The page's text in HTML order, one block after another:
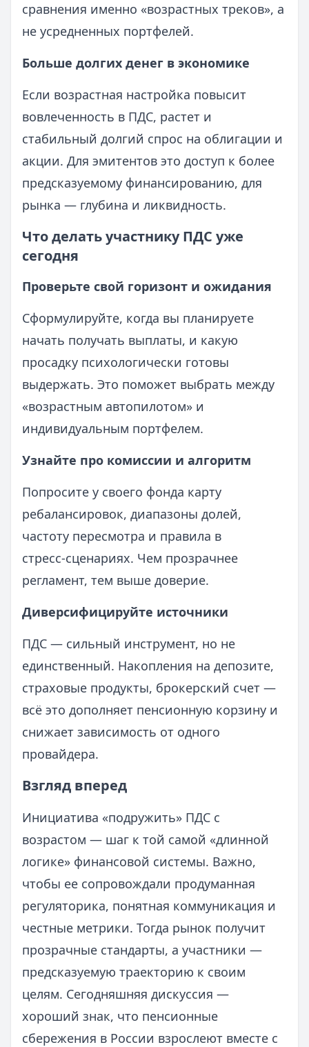
сравнения именно «возрастных треков», а
не усредненных портфелей.
Больше долгих денег в экономике
Если возрастная настройка повысит
вовлеченность в ПДС, растет и
стабильный долгий спрос на облигации и
акции. Для эмитентов это доступ к более
предсказуемому финансированию, для
рынка — глубина и ликвидность.
Что делать участнику ПДС уже
сегодня
Проверьте свой горизонт и ожидания
Сформулируйте, когда вы планируете
начать получать выплаты, и какую
просадку психологически готовы
выдержать. Это поможет выбрать между
«возрастным автопилотом» и
индивидуальным портфелем.
Узнайте про комиссии и алгоритм
Попросите у своего фонда карту
ребалансировок, диапазоны долей,
частоту пересмотра и правила в
стресс‑сценариях. Чем прозрачнее
регламент, тем выше доверие.
Диверсифицируйте источники
ПДС — сильный инструмент, но не
единственный. Накопления на депозите,
страховые продукты, брокерский счет —
всё это дополняет пенсионную корзину и
снижает зависимость от одного
провайдера.
Взгляд вперед
Инициатива «подружить» ПДС с
возрастом — шаг к той самой «длинной
логике» финансовой системы. Важно,
чтобы ее сопровождали продуманная
регуляторика, понятная коммуникация и
честные метрики. Тогда рынок получит
прозрачные стандарты, а участники —
предсказуемую траекторию к своим
целям. Сегодняшняя дискуссия —
хороший знак, что пенсионные
сбережения в России взрослеют вместе с